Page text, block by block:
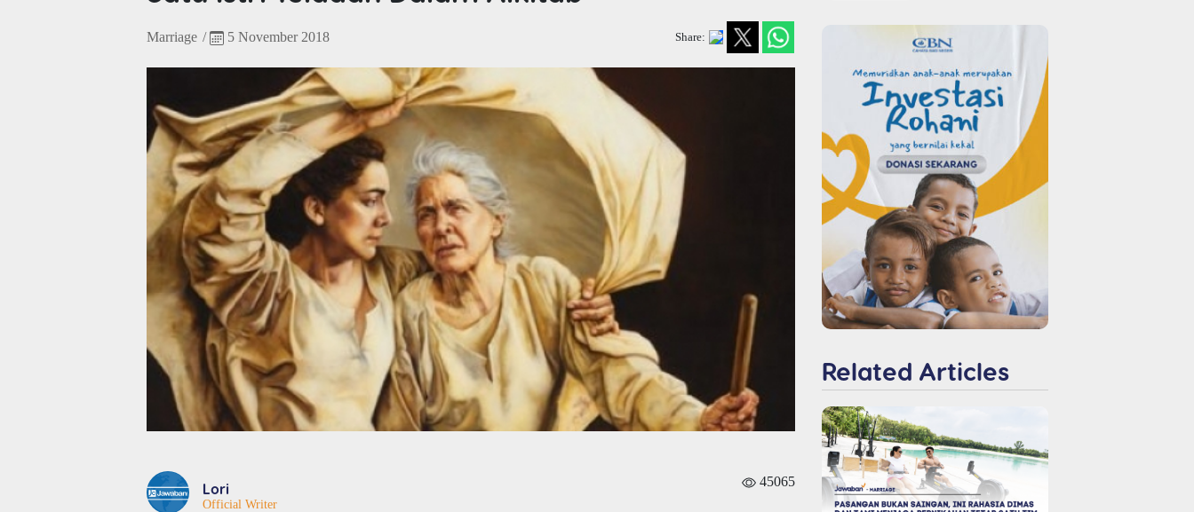
Marriage / 5 November 2018 Share:
Lori
Official Writer
45065
Related Articles